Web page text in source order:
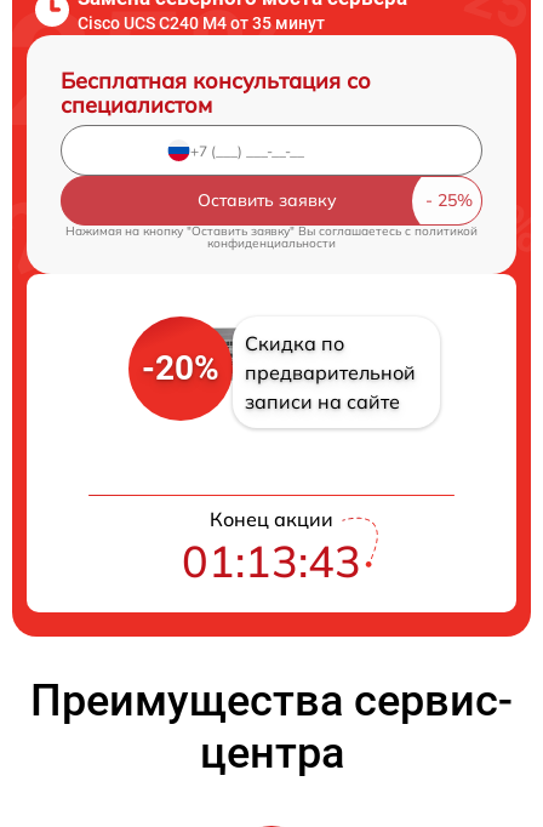
Cisco UCS C240 M4 от 35 минут
Бесплатная консультация со
специалистом
Оставить заявку
Нажимая на кнопку "Оставить заявку" Вы соглашаетесь cполитикой
конфиденциальности
-20%
Скидка по
предварительной
записи на сайте
Конец акции
01:13:42
Преимущества сервис-
центра